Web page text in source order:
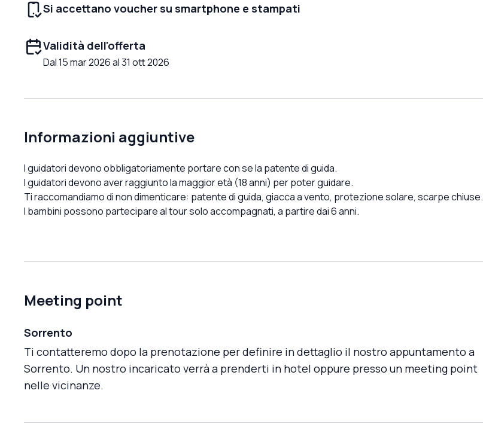
Si accettano voucher su smartphone e stampati
Validità dell'offerta
Dal 15 mar 2026 al 31 ott 2026
Informazioni aggiuntive
I guidatori devono obbligatoriamente portare con se la patente di guida.
I guidatori devono aver raggiunto la maggior età (18 anni) per poter guidare.
Ti raccomandiamo di non dimenticare: patente di guida, giacca a vento, protezione solare, scarpe chiuse.
I bambini possono partecipare al tour solo accompagnati, a partire dai 6 anni.
Meeting point
Sorrento
Ti contatteremo dopo la prenotazione per definire in dettaglio il nostro appuntamento a
Sorrento. Un nostro incaricato verrà a prenderti in hotel oppure presso un meeting point
nelle vicinanze.